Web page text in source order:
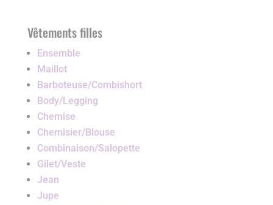
Vêtements filles
Ensemble
Maillot
Barboteuse/Combishort
Body/Legging
Chemise
Chemisier/Blouse
Combinaison/Salopette
Gilet/Veste
Jean
Jupe